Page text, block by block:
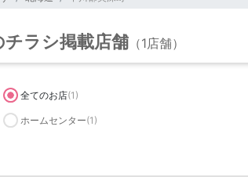
チラシ掲載店舗 （1店舗）
全てのお店(1)
ホームセンター(1)